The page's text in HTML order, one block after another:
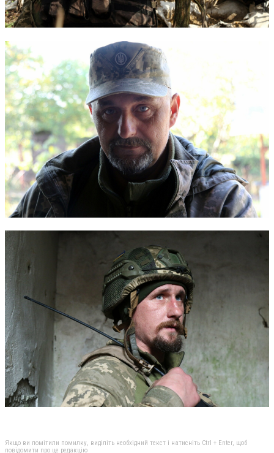
Якщо ви помітили помилку, виділіть необхідний текст і натисніть Ctrl + Enter, щоб
повідомити про це редакцію